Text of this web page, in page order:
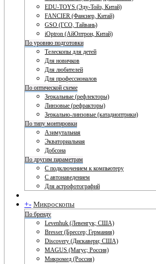
EDU-TOYS (Эду-Тойз, Китай)
FANCIER (Фансиер, Китай)
GSO (ГСО, Тайвань)
iOptron (АйОптрон, Китай)
По уровню подготовки
Телескопы для детей
Для новичков
Для любителей
Для профессионалов
По оптической схеме
Зеркальные (рефлекторы)
Линзовые (рефракторы)
Зеркально-линзовые (катадиоптрики)
По типу монтировки
Азимутальная
Экваториальная
Добсона
По другим параметрам
С подключением к компьютеру
С автонаведением
Для астрофотографий
+- Микроскопы
По бренду
Levenhuk (Левенгук; США)
Bresser (Брессер; Германия)
Discovery (Дискавери; США)
MAGUS (Магус; Россия)
Микромед (Россия)